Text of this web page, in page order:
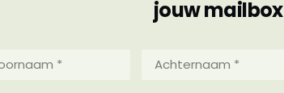
jouw mailbox
Achternaam